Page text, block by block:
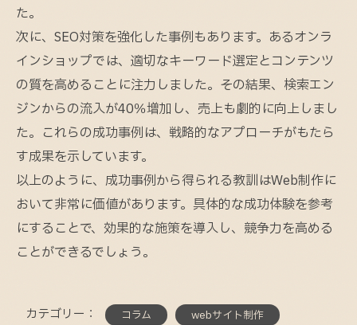
た。
次に、SEO対策を強化した事例もあります。あるオンラ
インショップでは、適切なキーワード選定とコンテンツ
の質を高めることに注力しました。その結果、検索エン
ジンからの流入が40％増加し、売上も劇的に向上しまし
た。これらの成功事例は、戦略的なアプローチがもたら
す成果を示しています。
以上のように、成功事例から得られる教訓はWeb制作に
おいて非常に価値があります。具体的な成功体験を参考
にすることで、効果的な施策を導入し、競争力を高める
ことができるでしょう。
カテゴリー： コラム webサイト制作